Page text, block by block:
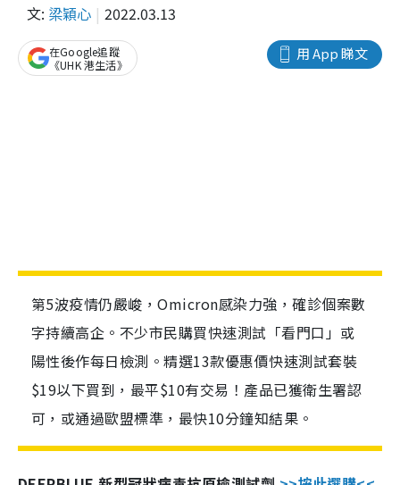
文: 梁穎心 2022.03.13
用 App 睇文
在Google追蹤
《UHK 港生活》
第5波疫情仍嚴峻，Omicron感染力強，確診個案數
字持續高企。不少市民購買快速測試「看門口」或
陽性後作每日檢測。精選13款優惠價快速測試套裝
$19以下買到，最平$10有交易！產品已獲衛生署認
可，或通過歐盟標準，最快10分鐘知結果。